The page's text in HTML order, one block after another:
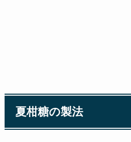
夏柑糖の製法